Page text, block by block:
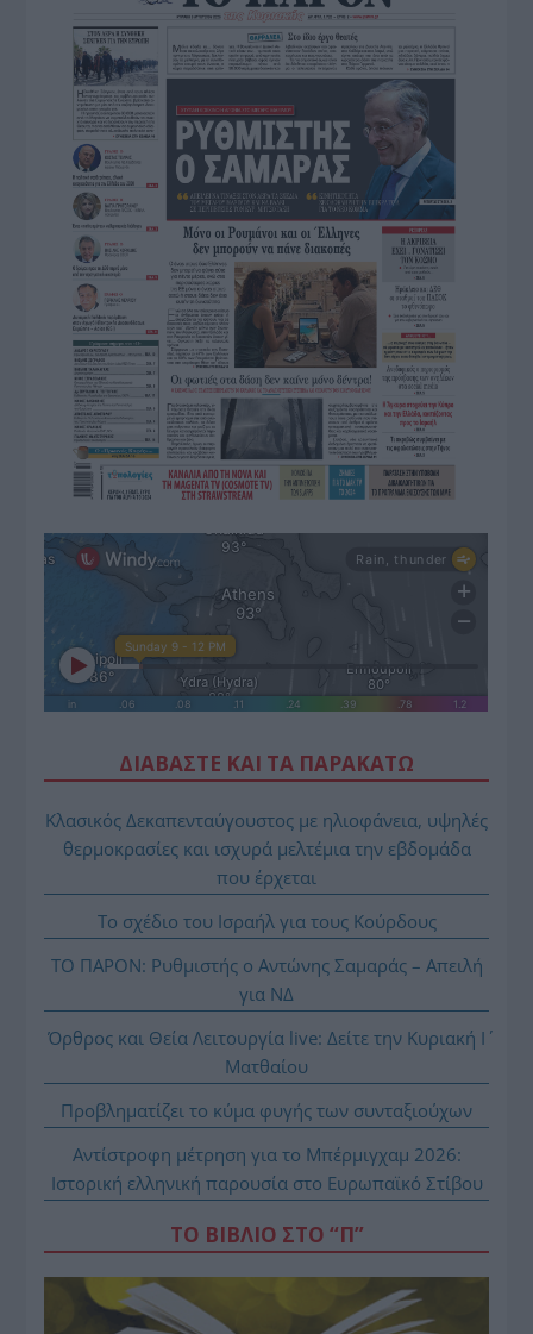
ΔΙΑΒΑΣΤΕ ΚΑΙ ΤΑ ΠΑΡΑΚΑΤΩ
Κλασικός Δεκαπενταύγουστος με ηλιοφάνεια, υψηλές
θερμοκρασίες και ισχυρά μελτέμια την εβδομάδα
που έρχεται
Το σχέδιο του Ισραήλ για τους Κούρδους
ΤΟ ΠΑΡΟΝ: Ρυθμιστής ο Αντώνης Σαμαράς – Απειλή
για ΝΔ
Όρθρος και Θεία Λειτουργία live: Δείτε την Κυριακή Ι΄
Ματθαίου
Προβληματίζει το κύμα φυγής των συνταξιούχων
Αντίστροφη μέτρηση για το Μπέρμιγχαμ 2026:
Ιστορική ελληνική παρουσία στο Ευρωπαϊκό Στίβου
ΤΟ ΒΙΒΛΙΟ ΣΤΟ “Π”